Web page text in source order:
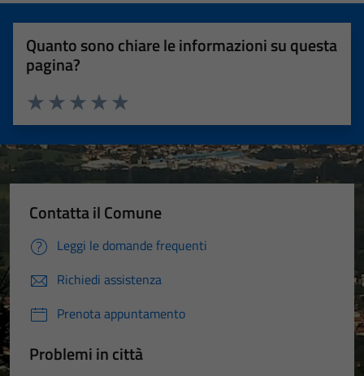
Quanto sono chiare le informazioni su questa
pagina?
Valuta 5 stelle su 5
Valuta 4 stelle su 5
Valuta 3 stelle su 5
Valuta 2 stelle su 5
Valuta 1 stelle su 5
Contatta il Comune
Leggi le domande frequenti
Richiedi assistenza
Prenota appuntamento
Problemi in città